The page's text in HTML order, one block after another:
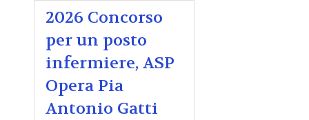
2026 Concorso
per un posto
infermiere, ASP
Opera Pia
Antonio Gatti